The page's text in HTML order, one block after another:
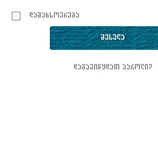
დამახსოვრება
დაგავიწყდათ პაროლი?